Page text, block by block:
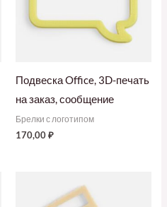
Подвеска Office, 3D-печать
на заказ, сообщение
Брелки с логотипом
170,00₽